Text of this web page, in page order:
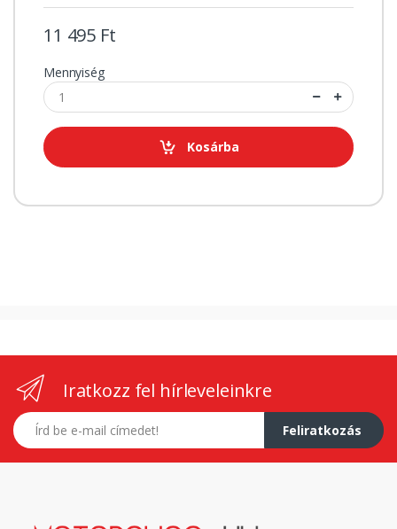
11 495 Ft
Mennyiség
Kosárba
Iratkozz fel hírleveleinkre
E-mail címed
Feliratkozás